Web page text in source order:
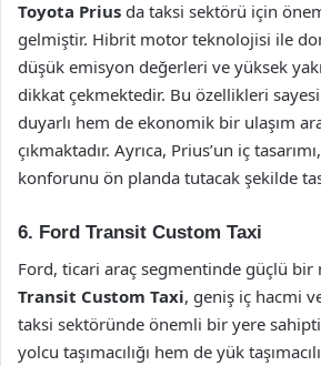
Toyota Prius da taksi sektörü için
gelmiştir. Hibrit motor teknolojisi ile
düşük emisyon değerleri ve yüksek
dikkat çekmektedir. Bu özellikleri
duyarlı hem de ekonomik bir ulaşım
çıkmaktadır. Ayrıca, Prius’un iç
konforunu ön planda tutacak şekilde
6. Ford Transit Custom Taxi
Ford, ticari araç segmentinde güçlü bir
Transit Custom Taxi, geniş iç hacmi
taksi sektöründe önemli bir yere
yolcu taşımacılığı hem de yük